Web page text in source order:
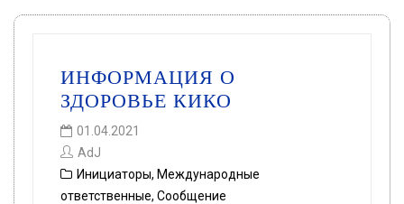
ИНФОРМАЦИЯ О
ЗДОРОВЬЕ КИКО
01.04.2021
AdJ
Инициаторы, Международные
ответственные, Сообщение